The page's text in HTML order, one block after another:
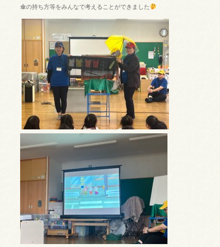
傘の持ち方等をみんなで考えることができました